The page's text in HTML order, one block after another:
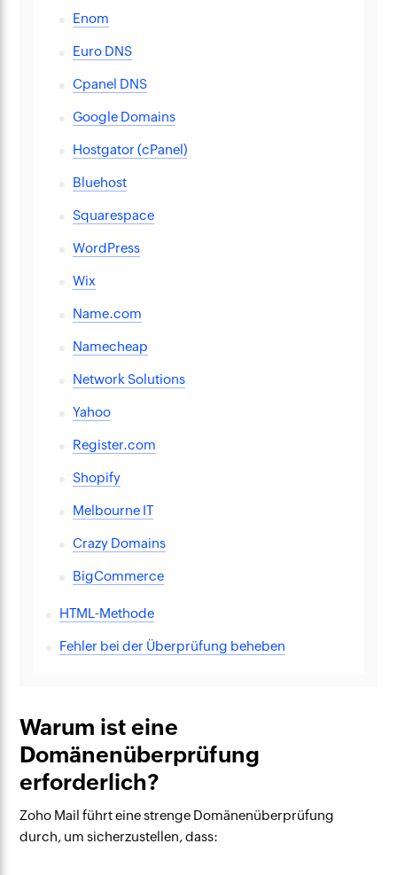
Enom
Euro DNS
Cpanel DNS
Google Domains
Hostgator (cPanel)
Bluehost
Squarespace
WordPress
Wix
Name.com
Namecheap
Network Solutions
Yahoo
Register.com
Shopify
Melbourne IT
Crazy Domains
BigCommerce
HTML-Methode
Fehler bei der Überprüfung beheben
Warum ist eine
Domänenüberprüfung
erforderlich?
Zoho Mail führt eine strenge Domänenüberprüfung
durch, um sicherzustellen, dass: